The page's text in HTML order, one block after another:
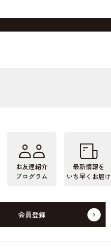
お友達紹介
プログラム
最新情報を
いち早くお届け
会員登録